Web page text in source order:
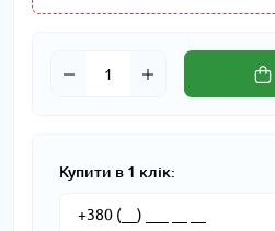
Купити в 1 клік: